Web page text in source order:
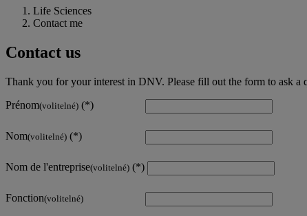
Life Sciences
Contact me
Contact us
Thank you for your interest in DNV. Please fill out the form to ask a
Prénom(volitelné)
Nom(volitelné)
Nom de l'entreprise(volitelné)
Fonction(volitelné)